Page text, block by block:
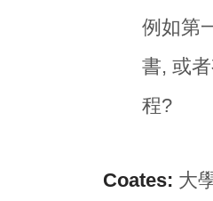
例如第
書, 或
程?
Coates: 大